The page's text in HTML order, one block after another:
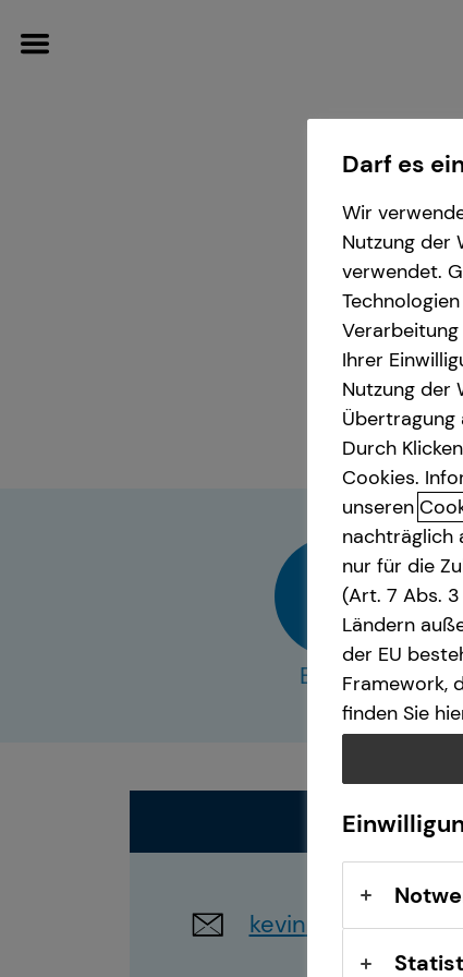
Betriebliche Altersvorsorge
Gewerbliche Versicherungen
in
E-Mail
Darf es
Wir
Nutzung der
verwendet.
Ihrer
Nutzung der
Übertragung
Durch
Cookies.
unseren
nachträglich
nur für die
(Art. 7 Abs.
Ländern
der EU
Framework,
finden Sie